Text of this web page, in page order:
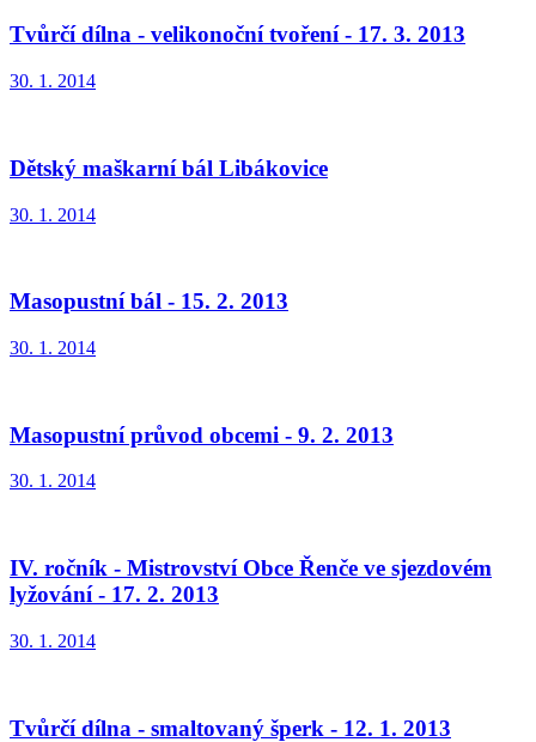
Tvůrčí dílna - velikonoční tvoření - 17. 3. 2013
30. 1. 2014
Dětský maškarní bál Libákovice
30. 1. 2014
Masopustní bál - 15. 2. 2013
30. 1. 2014
Masopustní průvod obcemi - 9. 2. 2013
30. 1. 2014
IV. ročník - Mistrovství Obce Řenče ve sjezdovém
lyžování - 17. 2. 2013
30. 1. 2014
Tvůrčí dílna - smaltovaný šperk - 12. 1. 2013